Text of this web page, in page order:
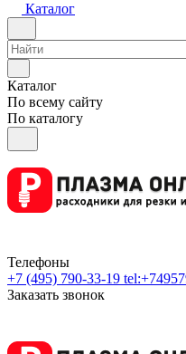
Каталог
Каталог
По всему сайту
По каталогу
Телефоны
+7 (495) 790-33-19
Заказать звонок